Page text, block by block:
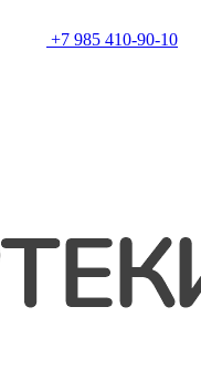
+7 985 410-90-10